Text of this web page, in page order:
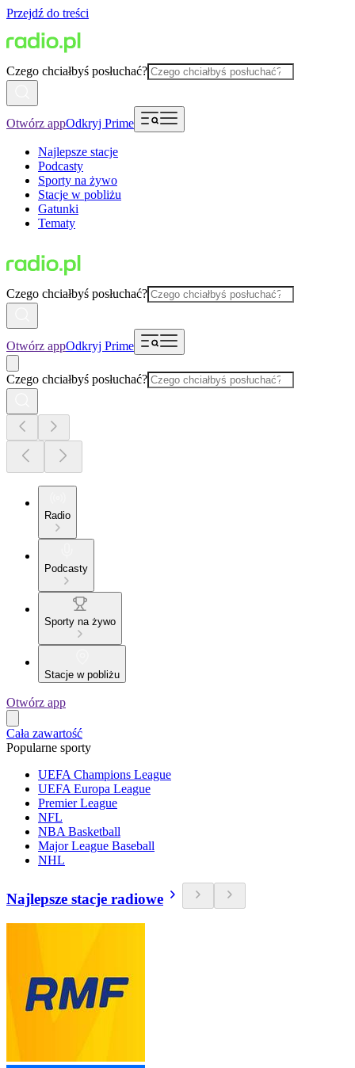
Przejdź do treści
Czego chciałbyś posłuchać?
Otwórz appOdkryj Prime
Najlepsze stacje
Podcasty
Sporty na żywo
Stacje w pobliżu
Gatunki
Tematy
Czego chciałbyś posłuchać?
Otwórz appOdkryj Prime
Czego chciałbyś posłuchać?
Radio
Podcasty
Sporty na żywo
Stacje w pobliżu
Otwórz app
Cała zawartość
Popularne sporty
UEFA Champions League
UEFA Europa League
Premier League
NFL
NBA Basketball
Major League Baseball
NHL
Najlepsze stacje radiowe